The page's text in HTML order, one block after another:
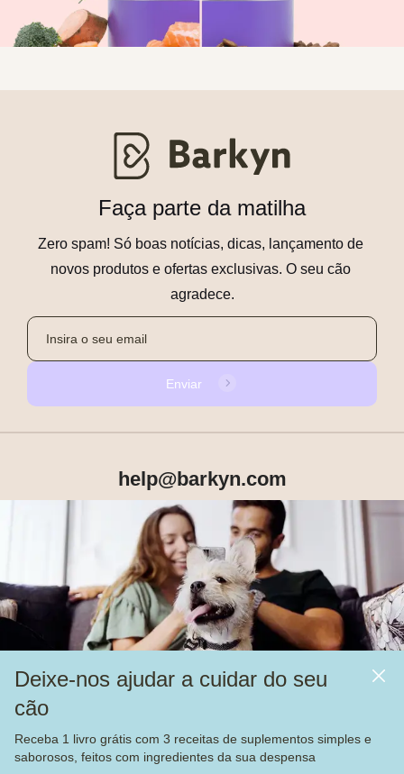
Deixe-nos ajudar a cuidar do seu
cão
Receba 1 livro grátis com 3 receitas de suplementos simples e
saborosos, feitos com ingredientes da sua despensa
Faça parte da matilha
Zero spam! Só boas notícias, dicas, lançamento de
novos produtos e ofertas exclusivas. O seu cão
agradece.
Enviar
help@barkyn.com
Produtos
Mais
Alimentação
Veja nossas4.000 avaliações no